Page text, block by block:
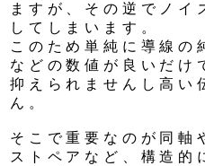
ますが、その逆でノイ
してしまいます。
このため単純に導線の
などの数値が良いだけ
抑えられませんし高い
ん。
そこで重要なのが同軸
ストペアなど、構造的